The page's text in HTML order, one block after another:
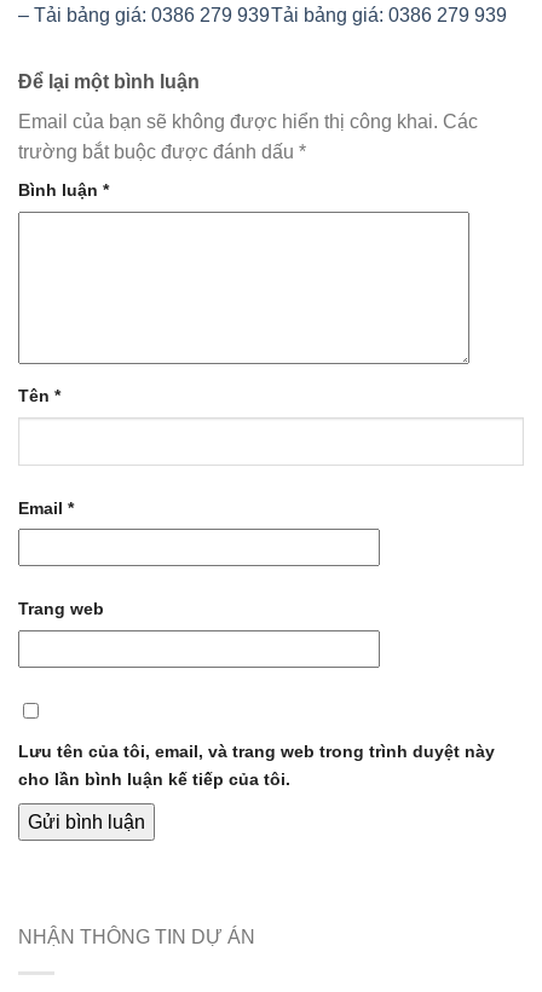
– Tải bảng giá: 0386 279 939Tải bảng giá: 0386 279 939
Để lại một bình luận
Email của bạn sẽ không được hiển thị công khai. Các
trường bắt buộc được đánh dấu *
Bình luận *
Tên *
Email *
Trang web
Lưu tên của tôi, email, và trang web trong trình duyệt này
cho lần bình luận kế tiếp của tôi.
NHẬN THÔNG TIN DỰ ÁN